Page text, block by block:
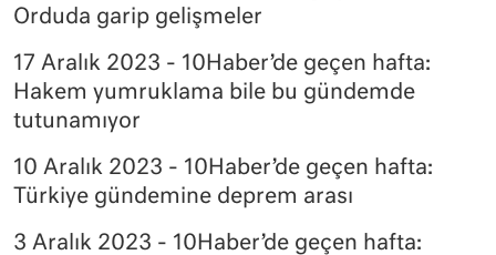
Orduda garip gelişmeler
17 Aralık 2023 - 10Haber’de geçen hafta:
Hakem yumruklama bile bu gündemde
tutunamıyor
10 Aralık 2023 - 10Haber’de geçen hafta:
Türkiye gündemine deprem arası
3 Aralık 2023 - 10Haber’de geçen hafta: